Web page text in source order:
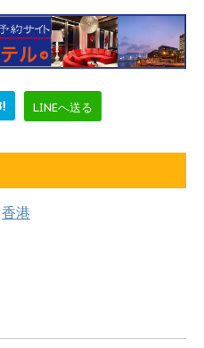
LINEへ送る
香港